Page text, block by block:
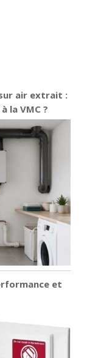
air extrait :
la VMC ?
et